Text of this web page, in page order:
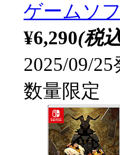
ゲームソ
¥6,290(税
2025/09/25
数量限定